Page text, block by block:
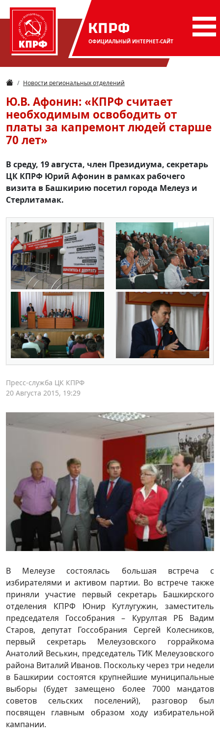
КПРФ
ОФИЦИАЛЬНЫЙ ИНТЕРНЕТ-САЙТ
Новости региональных отделений
Ю.В. Афонин: «КПРФ считает
необходимым освободить от
платы за капремонт людей старше
70 лет»
В среду, 19 августа, член Президиума, секретарь
ЦК КПРФ Юрий Афонин в рамках рабочего
визита в Башкирию посетил города Мелеуз и
Стерлитамак.
Пресс-служба ЦК КПРФ
20 Августа 2015, 19:29
В Мелеузе состоялась большая встреча с
избирателями и активом партии. Во встрече также
приняли участие первый секретарь Башкирского
отделения КПРФ Юнир Кутлугужин, заместитель
председателя Госсобрания – Курултая РБ Вадим
Старов, депутат Госсобрания Сергей Колесников,
первый секретарь Мелеузовского горрайкома
Анатолий Веськин, председатель ТИК Мелеузовского
района Виталий Иванов. Поскольку через три недели
в Башкирии состоятся крупнейшие муниципальные
выборы (будет замещено более 7000 мандатов
советов сельских поселений), разговор был
посвящен главным образом ходу избирательной
кампании.